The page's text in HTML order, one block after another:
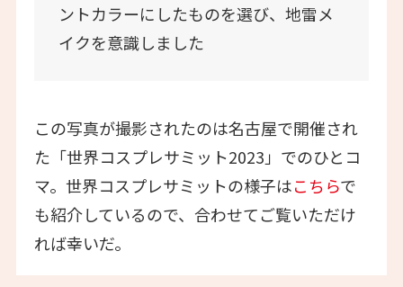
ントカラーにしたものを選び、地雷メ
イクを意識しました
この写真が撮影されたのは名古屋で開催され
た「世界コスプレサミット2023」でのひとコ
マ。世界コスプレサミットの様子はこちらで
も紹介しているので、合わせてご覧いただけ
れば幸いだ。